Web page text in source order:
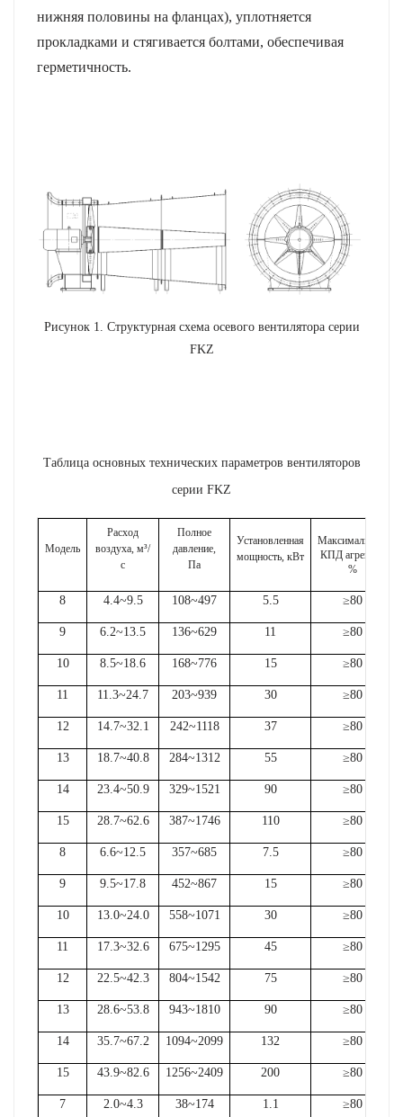
нижняя половины на фланцах), уплотняется
прокладками и стягивается болтами, обеспечивая
герметичность.
Рисунок 1. Структурная схема осевого вентилятора серии
FKZ
Таблица основных технических параметров вентиляторов
серии FKZ
Модель
Расход
воздуха, м³/
с
Полное
давление,
Па
Установленная
мощность, кВт
Максимальный
КПД агрегата,
%
8 4.4~9.5 108~497 5.5 ≥80
9 6.2~13.5 136~629 11 ≥80
10 8.5~18.6 168~776 15 ≥80
11 11.3~24.7 203~939 30 ≥80
12 14.7~32.1 242~1118 37 ≥80
13 18.7~40.8 284~1312 55 ≥80
14 23.4~50.9 329~1521 90 ≥80
15 28.7~62.6 387~1746 110 ≥80
8 6.6~12.5 357~685 7.5 ≥80
9 9.5~17.8 452~867 15 ≥80
10 13.0~24.0 558~1071 30 ≥80
11 17.3~32.6 675~1295 45 ≥80
12 22.5~42.3 804~1542 75 ≥80
13 28.6~53.8 943~1810 90 ≥80
14 35.7~67.2 1094~2099 132 ≥80
15 43.9~82.6 1256~2409 200 ≥80
7 2.0~4.3 38~174 1.1 ≥80